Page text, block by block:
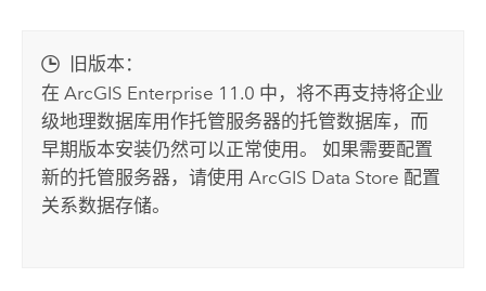
旧版本：
在ArcGIS Enterprise 11.0 中，将不再支持将企业
级地理数据库用作托管服务器的托管数据库，而
早期版本安装仍然可以正常使用。 如果需要配置
新的托管服务器，请使用ArcGIS Data Store 配置
关系数据存储。